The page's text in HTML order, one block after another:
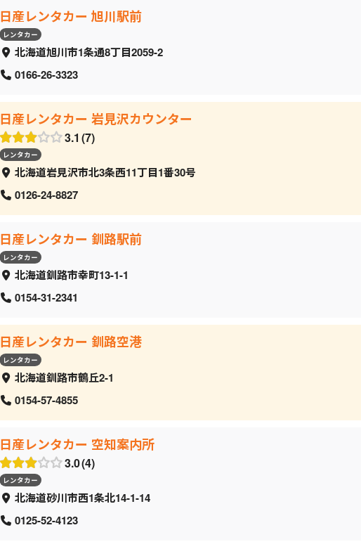
日産レンタカー 旭川駅前
レンタカー
北海道旭川市1条通8丁目2059‐2
0166-26-3323
日産レンタカー 岩見沢カウンター
3.1 7
レンタカー
北海道岩見沢市北3条西11丁目1番30号
0126-24-8827
日産レンタカー 釧路駅前
レンタカー
北海道釧路市幸町13-1-1
0154-31-2341
日産レンタカー 釧路空港
レンタカー
北海道釧路市鶴丘2-1
0154-57-4855
日産レンタカー 空知案内所
3.0 4
レンタカー
北海道砂川市西1条北14-1-14
0125-52-4123